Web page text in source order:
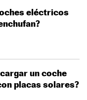
eléctricos
un coche
placas solares?